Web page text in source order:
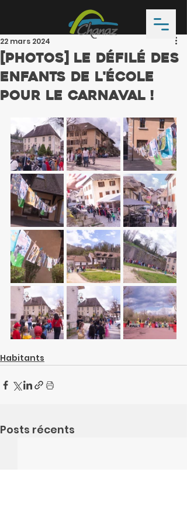
[PHOTOS] Le défilé des
enfants de l'école
pour le carnaval !
22 mars 2024
Habitants
Posts récents